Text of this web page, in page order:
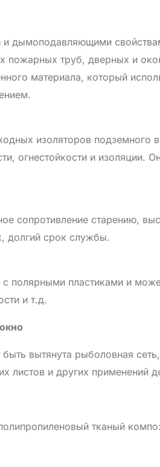
дымоподавляющими
пожарных труб, дверных и
материала, который
изоляторов
огнестойкости и изоляции.
сопротивление старению,
долгий срок службы.
полярными пластиками и
и т.д.
вытянута рыболовная
листов и других применений
тканый